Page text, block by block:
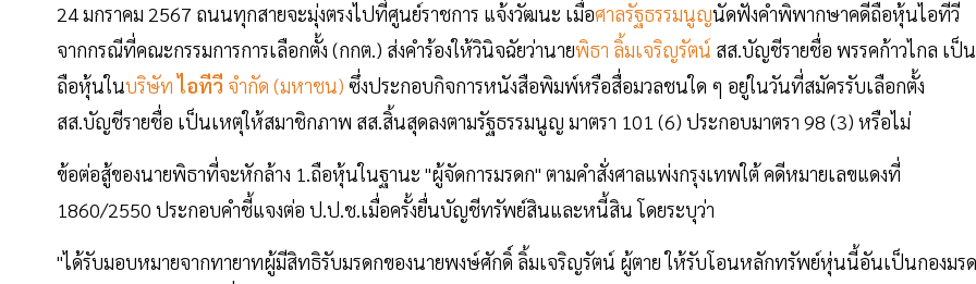
24 มกราคม 2567 ถนนทุกสายจะมุ่งตรงไปที่ศูนย์ราชการ แจ้งวัฒนะ เมื่อศาลรัฐธรรมนูญนัดฟังคำพิพากษาคดีถือหุ้นไอทีวี
จากกรณีที่คณะกรรมการการเลือกตั้ง (กกต.) ส่งคำร้องให้วินิจฉัยว่านายพิธา ลิ้มเจริญรัตน์ สส.บัญชีรายชื่อ พรรคก้าวไกล เป็
ถือหุ้นในบริษัทไอทีวี จำกัด (มหาชน) ซึ่งประกอบกิจการหนังสือพิมพ์หรือสื่อมวลชนใด ๆ อยู่ในวันที่สมัครรับเลือกตั้ง
สส.บัญชีรายชื่อ เป็นเหตุให้สมาชิกภาพ สส.สิ้นสุดลงตามรัฐธรรมนูญ มาตรา 101 (6) ประกอบมาตรา 98 (3) หรือไม่
ข้อต่อสู้ของนายพิธาที่จะหักล้าง 1.ถือหุ้นในฐานะ "ผู้จัดการมรดก" ตามคำสั่งศาลแพ่งกรุงเทพใต้ คดีหมายเลขแดงที่
1860/2550 ประกอบคำชี้แจงต่อ ป.ป.ช.เมื่อครั้งยื่นบัญชีทรัพย์สินและหนี้สิน โดยระบุว่า
"ได้รับมอบหมายจากทายาทผู้มีสิทธิรับมรดกของนายพงษ์ศักดิ์ ลิ้มเจริญรัตน์ ผู้ตาย ให้รับโอนหลักทรัพย์หุ่นนี้อันเป็นกองมร